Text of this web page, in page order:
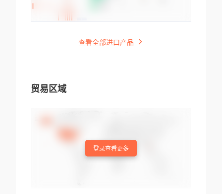
查看全部进口产品
贸易区域
登录查看更多